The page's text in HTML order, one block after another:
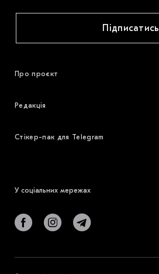
Підписатись
Про проєкт
Редакція
Стікер-пак для Telegram
У соціальних мережах